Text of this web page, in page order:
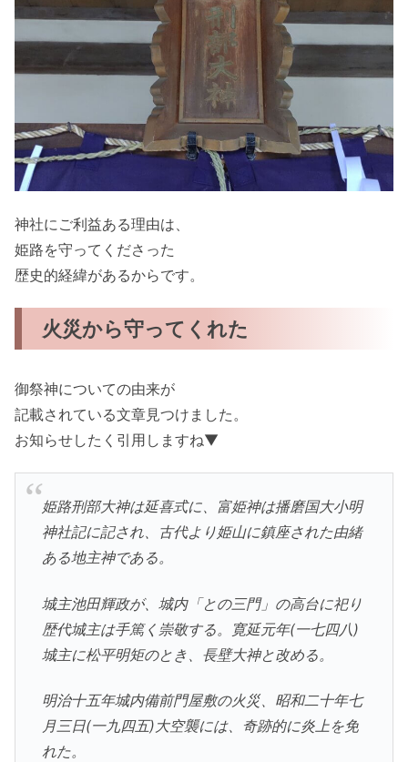
神社にご利益ある理由は、
姫路を守ってくださった
歴史的経緯があるからです。
火災から守ってくれた
御祭神についての由来が
記載されている文章見つけました。
お知らせしたく引用しますね▼
姫路刑部大神は延喜式に、富姫神は播磨国大小明
神社記に記され、古代より姫山に鎮座された由緒
ある地主神である。
城主池田輝政が、城内「との三門」の高台に祀り
歴代城主は手篤く崇敬する。寛延元年(一七四八)
城主に松平明矩のとき、長壁大神と改める。
明治十五年城内備前門屋敷の火災、昭和二十年七
月三日(一九四五)大空襲には、奇跡的に炎上を免
れた。